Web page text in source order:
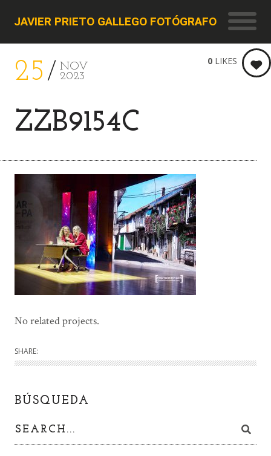
JAVIER PRIETO GALLEGO FOTÓGRAFO
25
NOV
2023
ZZB9154C
0 LIKES
No related projects.
SHARE:
BÚSQUEDA